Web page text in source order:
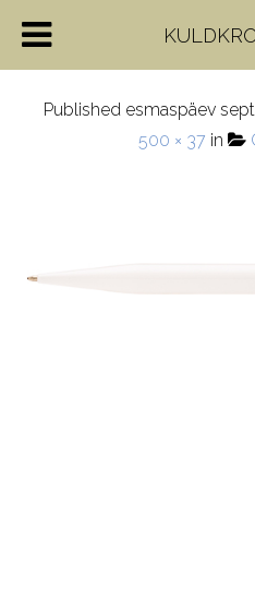
AT0652-5-
Published esmaspäev
500 × 37 in